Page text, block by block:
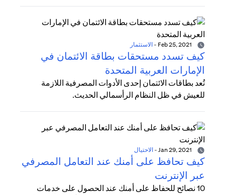
- الاستثمار
كيف تسدد مستحقات بطاقة الائتمان في
الإمارات العربية المتحدة
تُعد بطاقات الائتمان إحدى الأدوات المصرفية اللازمة
للعيش في ظل النظام الرأسمالي الحديث.
- الاحتيال
كيف تحافظ على أمنك عند التعامل المصرفي
عبر الإنترنت
10 نصائح للحفاظ على أمنك عند الحصول على خدمات